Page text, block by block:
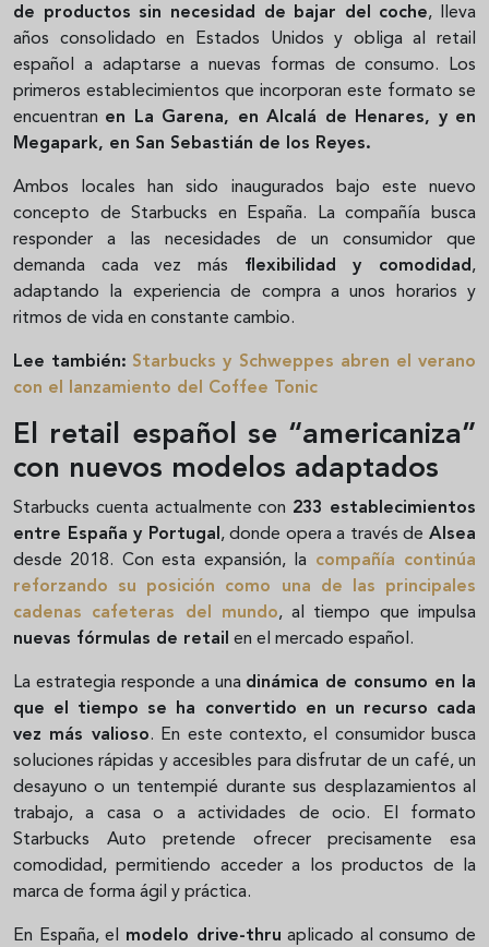
de productos sin necesidad de bajar del coche, lleva
años consolidado en Estados Unidos y obliga al retail
español a adaptarse a nuevas formas de consumo. Los
primeros establecimientos que incorporan este formato se
encuentran en La Garena, en Alcalá de Henares, y en
Megapark, en San Sebastián de los Reyes.
Ambos locales han sido inaugurados bajo este nuevo
concepto de Starbucks en España. La compañía busca
responder a las necesidades de un consumidor que
demanda cada vez más flexibilidad y comodidad,
adaptando la experiencia de compra a unos horarios y
ritmos de vida en constante cambio.
Lee también: Starbucks y Schweppes abren el verano
con el lanzamiento del Coffee Tonic
El retail español se “americaniza”
con nuevos modelos adaptados
Starbucks cuenta actualmente con 233 establecimientos
entre España y Portugal, donde opera a través deAlsea
desde 2018. Con esta expansión, la compañía continúa
reforzando su posición como una de las principales
cadenas cafeteras del mundo, al tiempo que impulsa
nuevas fórmulas de retail en el mercado español.
La estrategia responde a una dinámica de consumo en la
que el tiempo se ha convertido en un recurso cada
vez más valioso. En este contexto, el consumidor busca
soluciones rápidas y accesibles para disfrutar de un café, un
desayuno o un tentempié durante sus desplazamientos al
trabajo, a casa o a actividades de ocio. El formato
Starbucks Auto pretende ofrecer precisamente esa
comodidad, permitiendo acceder a los productos de la
marca de forma ágil y práctica.
En España, el modelo drive-thru aplicado al consumo de